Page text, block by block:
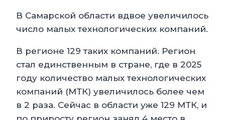
В Самарской области вдвое увеличилось
число малых технологических компаний.
В регионе 129 таких компаний. Регион
стал единственным в стране, где в 2025
году количество малых технологических
компаний (МТК) увеличилось более чем
в 2 раза. Сейчас в области уже 129 МТК, и